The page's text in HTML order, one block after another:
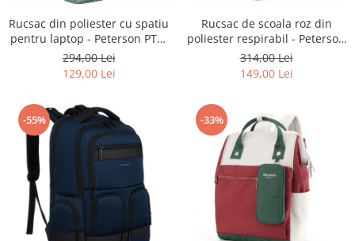
Rucsac din poliester cu spatiu
pentru laptop - Peterson PTR-
PTN 77710-6579 GRE
294,00 Lei
129,00 Lei
Rucsac de scoala roz din
poliester respirabil - Peterson
PTR-PTN PS1-6043 PI
314,00 Lei
149,00 Lei
-55% -33%